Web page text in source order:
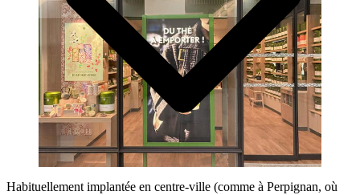
Habituellement implantée en centre-ville (comme à Perpignan, où